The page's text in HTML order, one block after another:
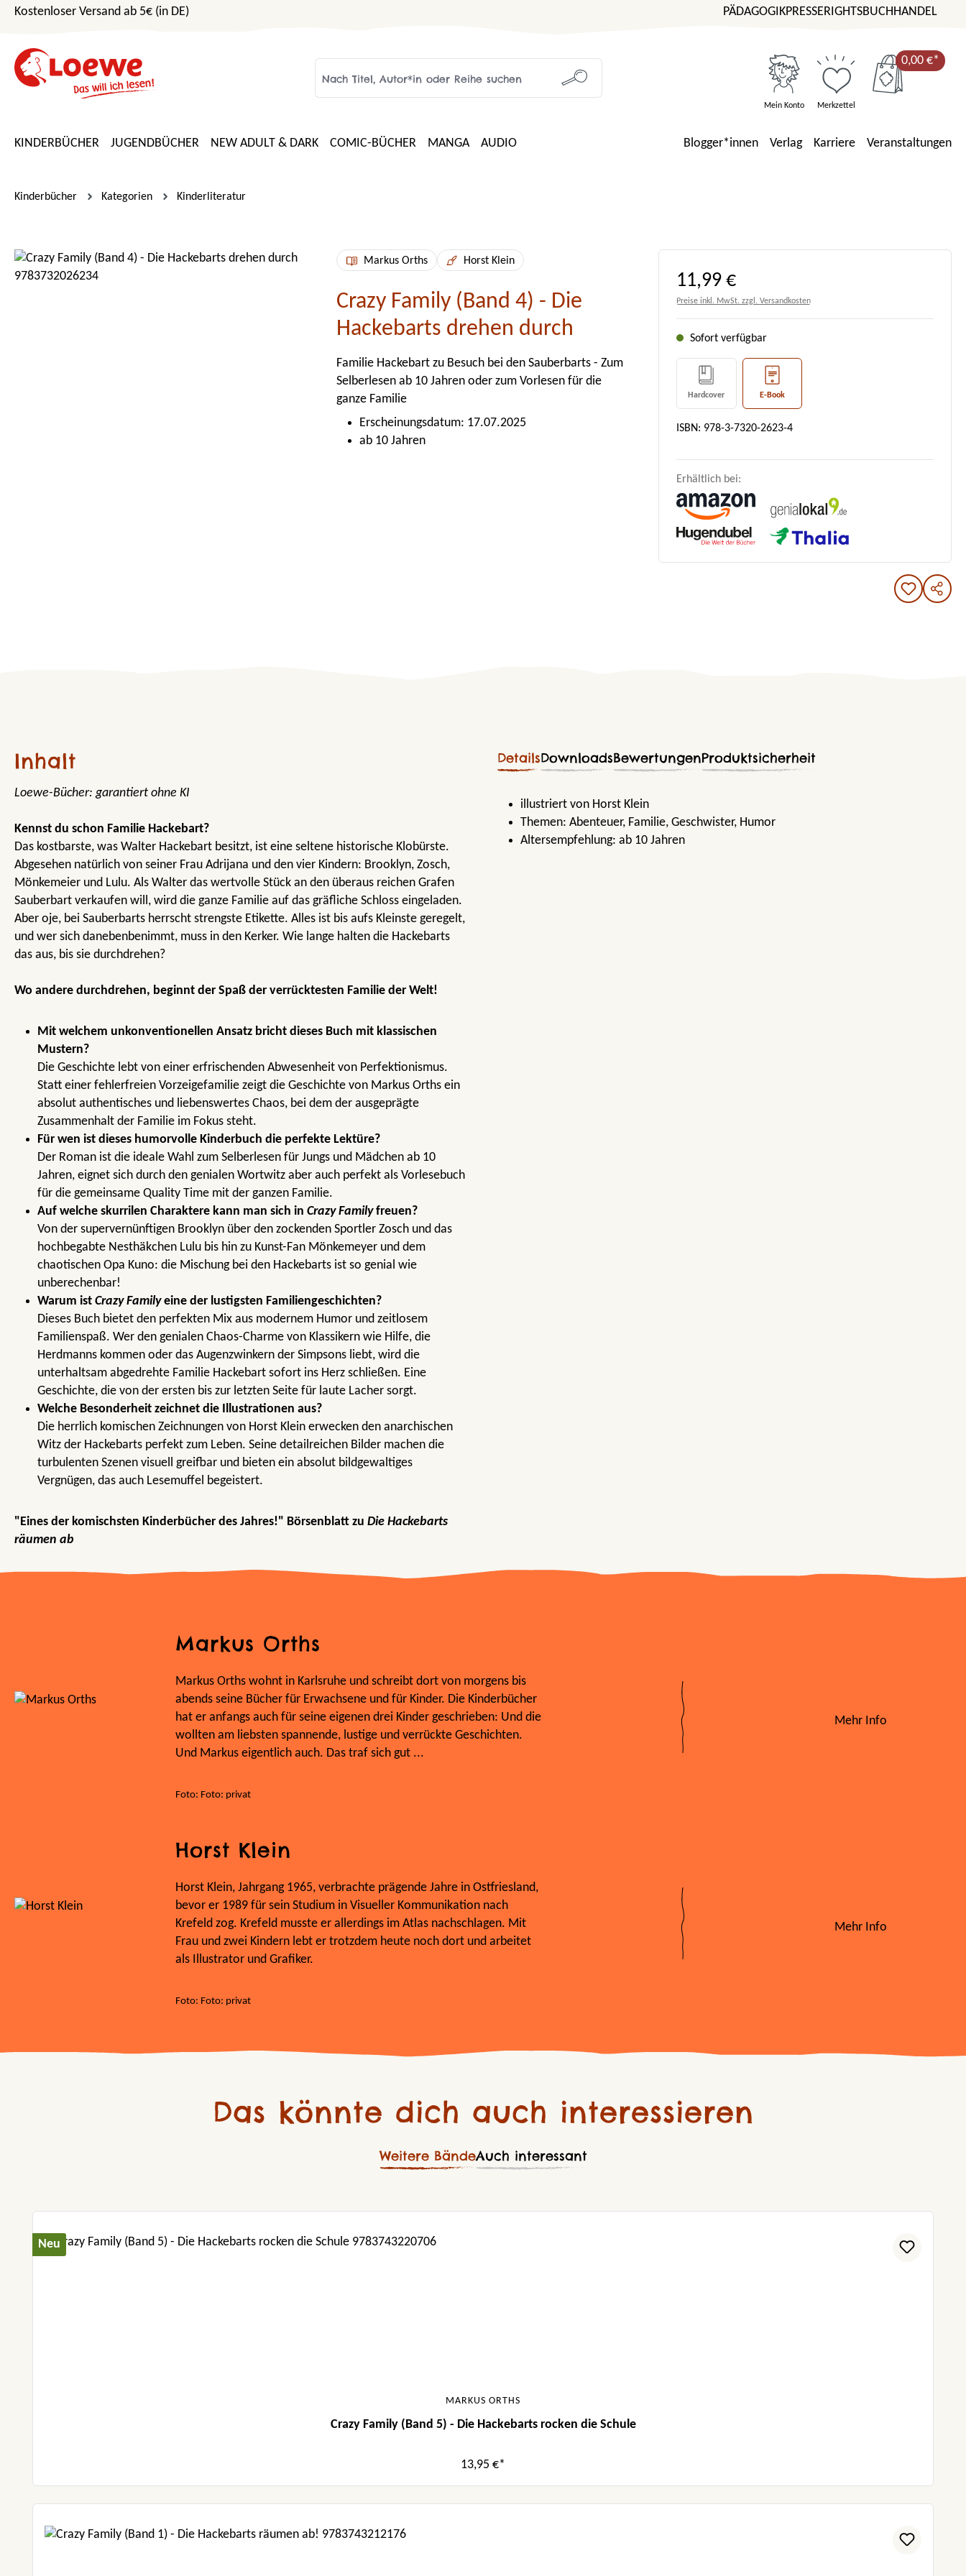
Hauptinhalt springen
Zur Suche springen
Zur Hauptnavigation springen
Kostenloser Versand ab 5€ (in DE) PÄDAGOGIKPRESSERIGHTSBUCHHANDEL
Mein Konto Merkzettel
0,00 €*
KINDERBÜCHER JUGENDBÜCHER NEW ADULT & DARK COMIC-BÜCHER MANGA AUDIO Blogger*innen Verlag Karriere Veranstaltungen
Kinderbücher Kategorien Kinderliteratur
Bildergalerie überspringen Markus Orths Horst Klein
Crazy Family (Band 4) - Die
Hackebarts drehen durch
Familie Hackebart zu Besuch bei den Sauberbarts - Zum
Selberlesen ab 10 Jahren oder zum Vorlesen für die
ganze Familie
Erscheinungsdatum: 17.07.2025
ab 10 Jahren
Regulärer Preis:
11,99 €
Preise inkl. MwSt. zzgl. Versandkosten
Sofort verfügbar
Hardcover E-Book
ISBN: 978-3-7320-2623-4
Erhältlich bei:
Inhalt
Loewe-Bücher: garantiert ohne KI
Kennst du schon Familie Hackebart?
Das kostbarste, was Walter Hackebart besitzt, ist eine seltene historische Klobürste.
Abgesehen natürlich von seiner Frau Adrijana und den vier Kindern: Brooklyn, Zosch,
Mönkemeier und Lulu. Als Walter das wertvolle Stück an den überaus reichen Grafen
Sauberbart verkaufen will, wird die ganze Familie auf das gräfliche Schloss eingeladen.
Aber oje, bei Sauberbarts herrscht strengste Etikette. Alles ist bis aufs Kleinste geregelt,
und wer sich danebenbenimmt, muss in den Kerker. Wie lange halten die Hackebarts
das aus, bis sie durchdrehen?
Wo andere durchdrehen, beginnt der Spaß der verrücktesten Familie der Welt!
Mit welchem unkonventionellen Ansatz bricht dieses Buch mit klassischen
Mustern?
Die Geschichte lebt von einer erfrischenden Abwesenheit von Perfektionismus.
Statt einer fehlerfreien Vorzeigefamilie zeigt die Geschichte von Markus Orths ein
absolut authentisches und liebenswertes Chaos, bei dem der ausgeprägte
Zusammenhalt der Familie im Fokus steht.
Für wen ist dieses humorvolle Kinderbuch die perfekte Lektüre?
Der Roman ist die ideale Wahl zum Selberlesen für Jungs und Mädchen ab 10
Jahren, eignet sich durch den genialen Wortwitz aber auch perfekt als Vorlesebuch
für die gemeinsame Quality Time mit der ganzen Familie.
Auf welche skurrilen Charaktere kann man sich in Crazy Familyfreuen?
Von der supervernünftigen Brooklyn über den zockenden Sportler Zosch und das
hochbegabte Nesthäkchen Lulu bis hin zu Kunst-Fan Mönkemeyer und dem
chaotischen Opa Kuno: die Mischung bei den Hackebarts ist so genial wie
unberechenbar!
Warum ist Crazy Familyeine der lustigsten Familiengeschichten?
Dieses Buch bietet den perfekten Mix aus modernem Humor und zeitlosem
Familienspaß. Wer den genialen Chaos-Charme von Klassikern wie Hilfe, die
Herdmanns kommen oder das Augenzwinkern der Simpsons liebt, wird die
unterhaltsam abgedrehte Familie Hackebart sofort ins Herz schließen. Eine
Geschichte, die von der ersten bis zur letzten Seite für laute Lacher sorgt.
Welche Besonderheit zeichnet die Illustrationen aus?
Die herrlich komischen Zeichnungen von Horst Klein erwecken den anarchischen
Witz der Hackebarts perfekt zum Leben. Seine detailreichen Bilder machen die
turbulenten Szenen visuell greifbar und bieten ein absolut bildgewaltiges
Vergnügen, das auch Lesemuffel begeistert.
"Eines der komischsten Kinderbücher des Jahres!" Börsenblatt zu Die Hackebarts
räumen ab
DetailsDownloadsBewertungenProduktsicherheit
illustriert von Horst Klein
Themen: Abenteuer, Familie, Geschwister, Humor
Altersempfehlung: ab 10 Jahren
Markus Orths
Markus Orths wohnt in Karlsruhe und schreibt dort von morgens bis
abends seine Bücher für Erwachsene und für Kinder. Die Kinderbücher
hat er anfangs auch für seine eigenen drei Kinder geschrieben: Und die
wollten am liebsten spannende, lustige und verrückte Geschichten.
Und Markus eigentlich auch. Das traf sich gut ...
Foto: Foto: privat
Mehr Info
Horst Klein
Horst Klein, Jahrgang 1965, verbrachte prägende Jahre in Ostfriesland,
bevor er 1989 für sein Studium in Visueller Kommunikation nach
Krefeld zog. Krefeld musste er allerdings im Atlas nachschlagen. Mit
Frau und zwei Kindern lebt er trotzdem heute noch dort und arbeitet
als Illustrator und Grafiker.
Foto: Foto: privat
Mehr Info
Das könnte dich auch interessieren
Weitere BändeAuch interessant
Neu
MARKUS ORTHS
Crazy Family (Band 5) - Die Hackebarts rocken die Schule
13,95 €*